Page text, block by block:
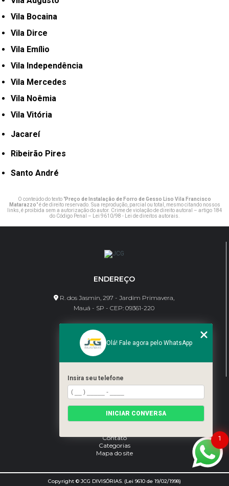
Vila Bocaina
Vila Dirce
Vila Emílio
Vila Independência
Vila Mercedes
Vila Noêmia
Vila Vitória
Jacareí
Ribeirão Pires
Santo André
O conteúdo do texto "Preço de Instalação de Forro de Gesso Liso Vila Francisco
Matarazzo" é de direito reservado. Sua reprodução, parcial ou total, mesmo citando nossos
links, é proibida sem a autorização do autor. Crime de violação de direito autoral – artigo 184
do Código Penal –
Lei 9610/98 - Lei de direitos autorais
ENDEREÇO
R. dos Jasmin, 297 - Jardim Primavera,
Mauá - SP - CEP: 09361-220
CONTATO
(11) 95462-8630
bene@jcgdivisorias.com
Home
Sobre Nós
Serviços
Contato
Categorias
Mapa do site
Copyright © JCG DIVISÓRIAS. (Lei 9610 de 19/02/1998)
1
Olá! Fale agora pelo WhatsApp
Insira seu telefone
INICIAR CONVERSA